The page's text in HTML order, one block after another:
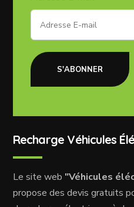
S'ABONNER
Recharge Véhicules
Le site web "Véhicules
propose des devis gratuits